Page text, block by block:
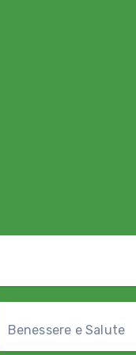
Benessere e Salute